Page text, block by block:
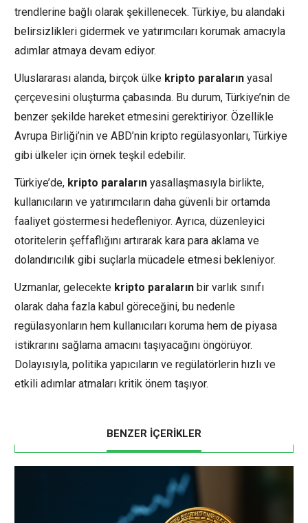
trendlerine bağlı olarak şekillenecek. Türkiye, bu alandaki
belirsizlikleri gidermek ve yatırımcıları korumak amacıyla
adımlar atmaya devam ediyor.
Uluslararası alanda, birçok ülke kripto paraların yasal
çerçevesini oluşturma çabasında. Bu durum, Türkiye’nin de
benzer şekilde hareket etmesini gerektiriyor. Özellikle
Avrupa Birliği’nin ve ABD’nin kripto regülasyonları, Türkiye
gibi ülkeler için örnek teşkil edebilir.
Türkiye’de, kripto paraların yasallaşmasıyla birlikte,
kullanıcıların ve yatırımcıların daha güvenli bir ortamda
faaliyet göstermesi hedefleniyor. Ayrıca, düzenleyici
otoritelerin şeffaflığını artırarak kara para aklama ve
dolandırıcılık gibi suçlarla mücadele etmesi bekleniyor.
Uzmanlar, gelecekte kripto paraların bir varlık sınıfı
olarak daha fazla kabul göreceğini, bu nedenle
regülasyonların hem kullanıcıları koruma hem de piyasa
istikrarını sağlama amacını taşıyacağını öngörüyor.
Dolayısıyla, politika yapıcıların ve regülatörlerin hızlı ve
etkili adımlar atmaları kritik önem taşıyor.
BENZER İÇERİKLER